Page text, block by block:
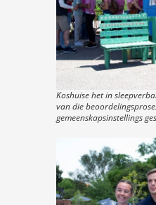
Koshuise het in
van die
gemeenskapsinstellings